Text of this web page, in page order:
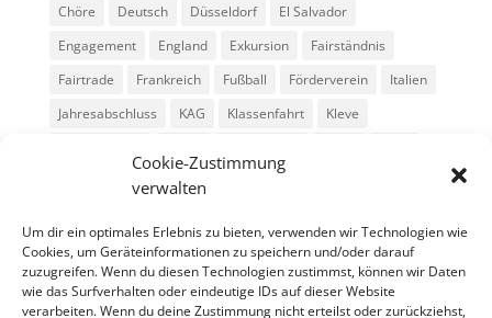
Cookie-Zustimmung
verwalten
Um dir ein optimales Erlebnis zu bieten, verwenden wir Technologien wie
Cookies, um Geräteinformationen zu speichern und/oder darauf
zuzugreifen. Wenn du diesen Technologien zustimmst, können wir Daten
wie das Surfverhalten oder eindeutige IDs auf dieser Website
verarbeiten. Wenn du deine Zustimmung nicht erteilst oder zurückziehst,
Chöre
Deutsch Düsseldorf
El Salvador
Engagement
England Exkursion
Fairständnis
Fairtrade
Frankreich Fußball Förderverein
Italien
Jahresabschluss
KAG Klassenfahrt
Kleve
Musik
Sport
Stadtradeln SV
Tag der offenen Tür
Theater
USA Weihnachten WPU Xanten